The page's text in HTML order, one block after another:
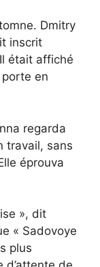
Dmitry
inscrit
était affiché
en
regarda
travail, sans
éprouva
», dit
« Sadovoye
plus